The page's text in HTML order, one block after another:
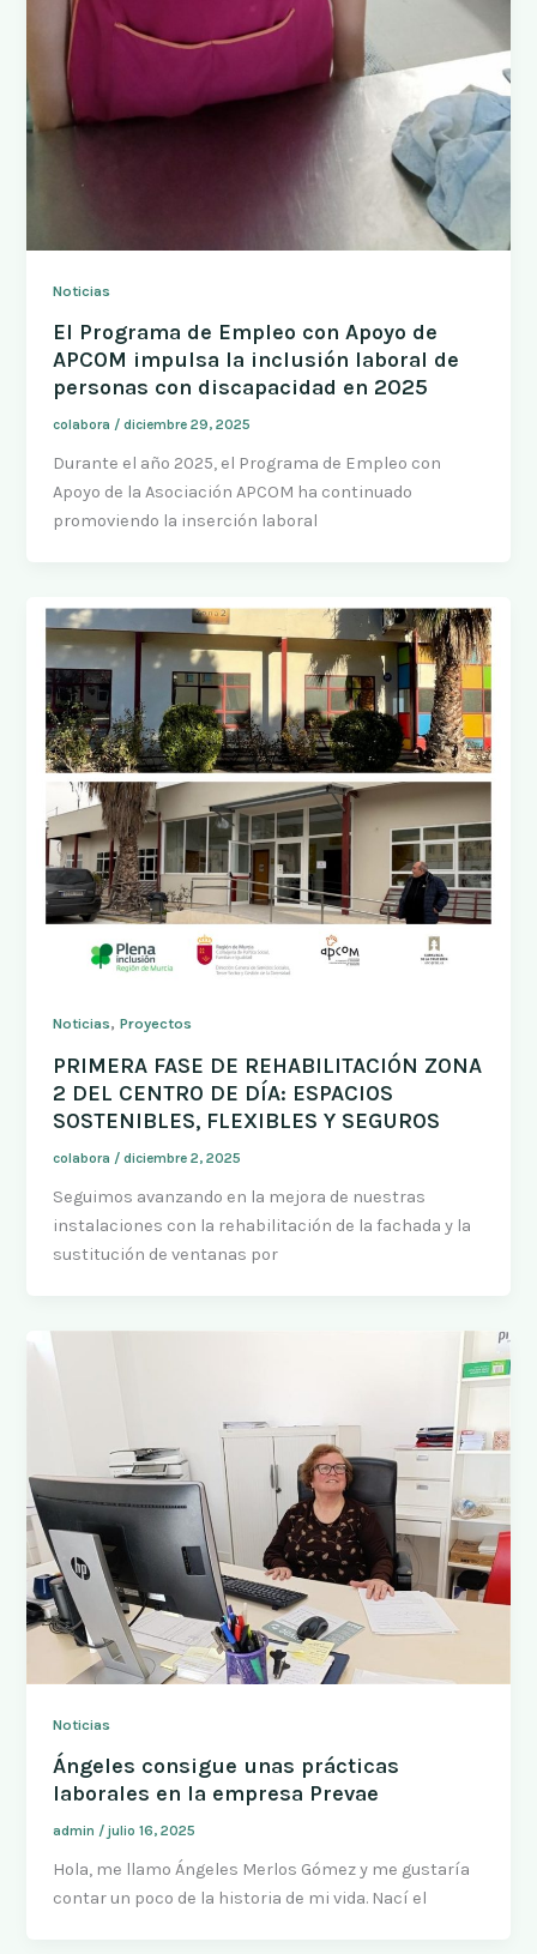
Noticias
El Programa de Empleo con Apoyo de
APCOM impulsa la inclusión laboral de
personas con discapacidad en 2025
colabora /diciembre 29, 2025
Durante el año 2025, el Programa de Empleo con
Apoyo de la Asociación APCOM ha continuado
promoviendo la inserción laboral
Noticias,Proyectos
PRIMERA FASE DE REHABILITACIÓN ZONA
2 DEL CENTRO DE DÍA: ESPACIOS
SOSTENIBLES, FLEXIBLES Y SEGUROS
colabora /diciembre 2, 2025
Seguimos avanzando en la mejora de nuestras
instalaciones con la rehabilitación de la fachada y la
sustitución de ventanas por
Noticias
Ángeles consigue unas prácticas
laborales en la empresa Prevae
admin /julio 16, 2025
Hola, me llamo Ángeles Merlos Gómez y me gustaría
contar un poco de la historia de mi vida. Nací el